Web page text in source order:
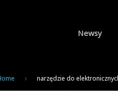
Newsy
narzędzie do